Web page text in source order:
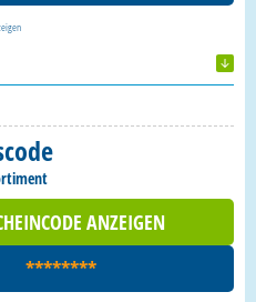
ANZEIGEN
********